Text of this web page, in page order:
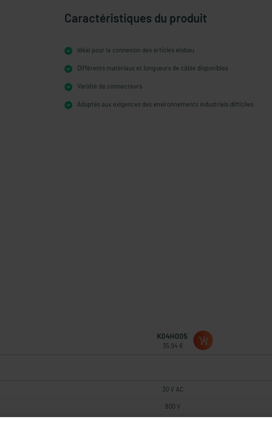
Caractéristiques du produit
Idéal pour la connexion des articles elobau
Différents matériaux et longueurs de câble disponibles
Variété de connecteurs
Adaptés aux exigences des environnements industriels difficiles
K04H005
35,94 €
30 V AC
800 V